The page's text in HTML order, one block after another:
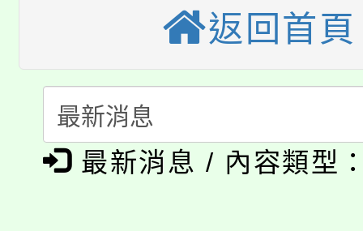
半價優惠，詳情可洽有
者。
份教師增能研習
大溪自造教育及科技
份教師研習
會
115年食農教育專業人
程
「本色祭」8/29、30在
8/21下午1時於龍潭區
返回首頁
最新消息 / 內容類型